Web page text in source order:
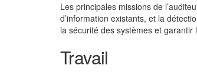
Les principales missions de
d’information existants, et la
la sécurité des systèmes et
Travail